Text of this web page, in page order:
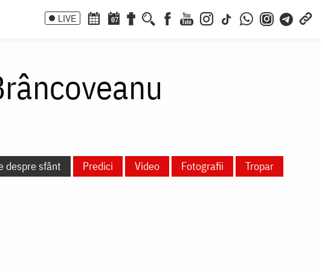
LIVE 07
despre sfânt Predici Video Fotografii
Tropar